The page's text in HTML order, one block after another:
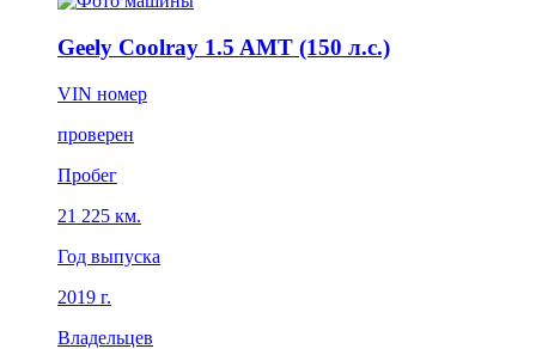
Geely Coolray 1.5 AMT (150 л.с.)
VIN номер
проверен
Пробег
21 225 км.
Год выпуска
2019 г.
Владельцев